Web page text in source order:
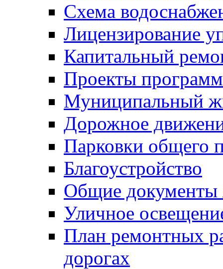
Схема
Лицензирование
Капитальный
Проекты программ
Муниципальный
Дорожное
Парковки общего
Благоустройство
Общие
Уличное
План ремонтных
дорогах